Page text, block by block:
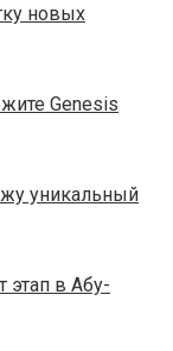
новых
Genesis
уникальный
этап в Абу-